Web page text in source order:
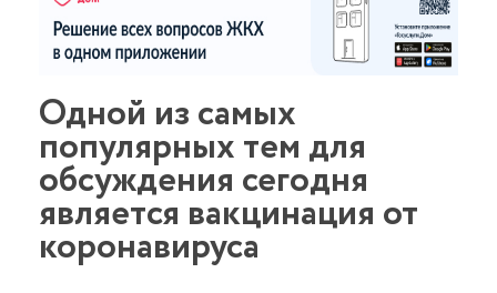
Одной из самых
популярных тем для
обсуждения сегодня
является вакцинация от
коронавируса